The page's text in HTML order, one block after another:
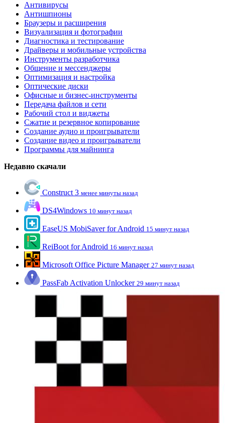
Антивирусы
Антишпионы
Браузеры и расширения
Визуализация и фотографии
Диагностика и тестирование
Драйверы и мобильные устройства
Инструменты разработчика
Общение и мессенджеры
Оптимизация и настройка
Оптические диски
Офисные и бизнес-инструменты
Передача файлов и сети
Рабочий стол и виджеты
Сжатие и резервное копирование
Создание аудио и проигрыватели
Создание видео и проигрыватели
Программы для майнинга
Недавно скачали
Construct 3 менее минуты назад
DS4Windows 10 минут назад
EaseUS MobiSaver for Android 15 минут назад
ReiBoot for Android 16 минут назад
Microsoft Office Picture Manager 27 минут назад
PassFab Activation Unlocker 29 минут назад